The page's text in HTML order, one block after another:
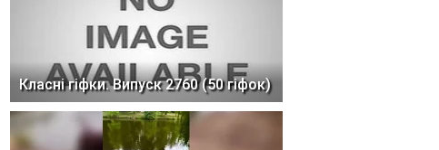
Класні гіфки. Випуск 2760 (50 гіфок)